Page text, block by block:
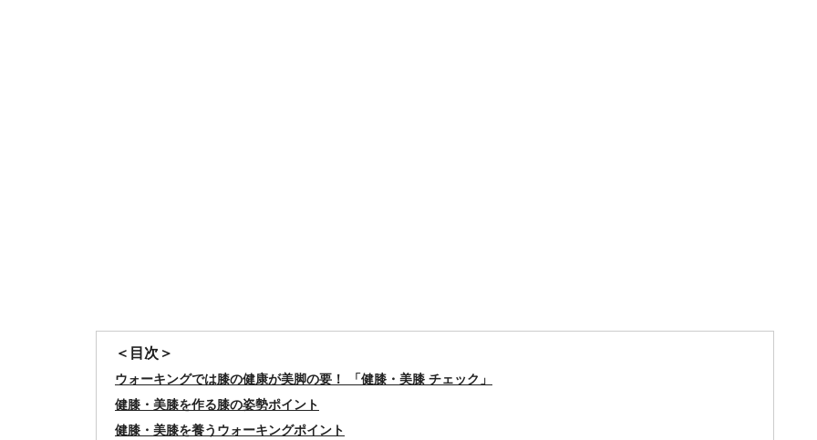
＜目次＞
ウォーキングでは膝の健康が美脚の要！ 「健膝・美膝 チェック」
健膝・美膝を作る膝の姿勢ポイント
健膝・美膝を養うウォーキングポイント